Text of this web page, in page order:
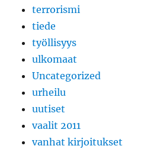
terrorismi
tiede
työllisyys
ulkomaat
Uncategorized
urheilu
uutiset
vaalit 2011
vanhat kirjoitukset